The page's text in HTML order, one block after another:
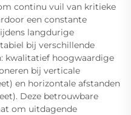
continu vuil van kritieke
een constante
langdurige
bij verschillende
kwalitatief hoogwaardige
bij verticale
en horizontale afstanden
Deze betrouwbare
om uitdagende